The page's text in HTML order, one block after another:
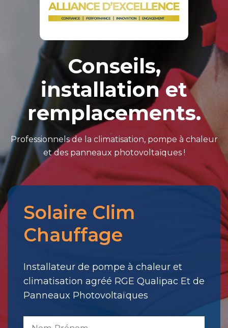
Conseils,
installation et
remplacements.
Professionnels de la climatisation, pompe à chaleur
et des panneaux photovoltaïques !
Merci
pour
votre
Il
a
été
Solaire Clim
Chauffage
Installateur de pompe à chaleur et
climatisation agréé RGE Qualipac Et de
Panneaux Photovoltaïques